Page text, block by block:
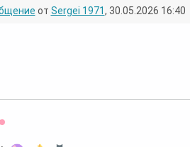
от Sergei 1971, 30.05.2026 16:40